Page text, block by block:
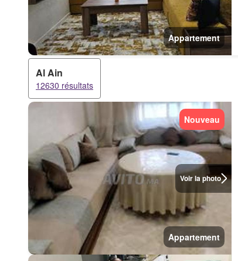
Appartement
Al Ain
12630 résultats
Voir la photo
Nouveau
Appartement